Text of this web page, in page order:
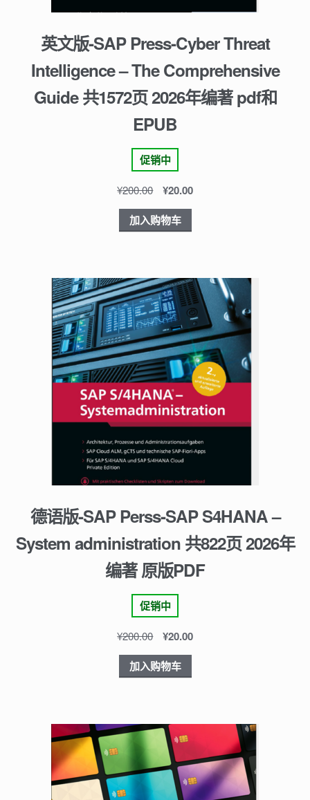
英文版-SAP Press-Cyber Threat
Intelligence – The Comprehensive
Guide 共1572页 2026年编著 pdf和
EPUB
促销中
¥200.00 ¥20.00
加入购物车
德语版-SAP Perss-SAP S4HANA –
System administration 共822页 2026年
编著 原版PDF
促销中
¥200.00 ¥20.00
加入购物车